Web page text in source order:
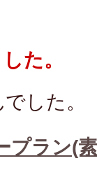
た。
した。
プラン(